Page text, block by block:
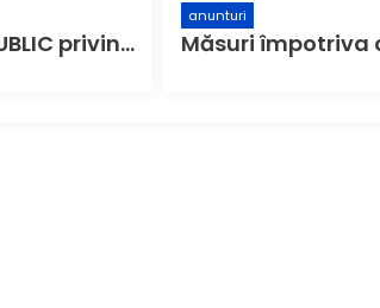
ANUNȚ PUBLIC privind decizia etapei de încadrare – ’’Complex de sănătate – Spital Municipal Buzău, etapa construire spital – faza Studiu de Fezabilitate’’
anunturi